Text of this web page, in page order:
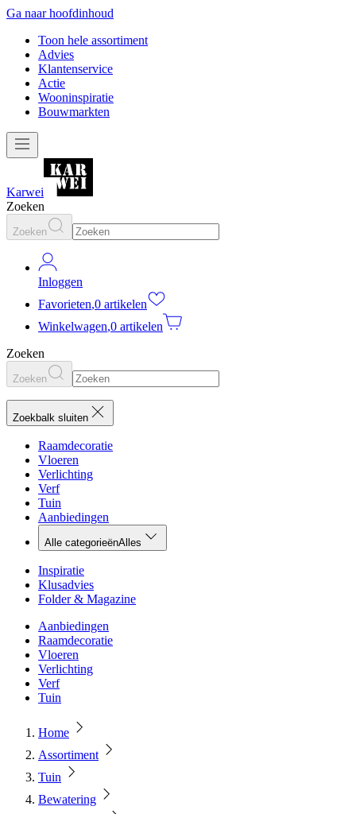
Ga naar hoofdinhoud
Toon hele assortiment
Advies
Klantenservice
Actie
Wooninspiratie
Bouwmarkten
Karwei
Zoeken
Zoeken
Inloggen
Favorieten,0 artikelen
Winkelwagen,0 artikelen
Zoeken
Zoeken
Zoekbalk sluiten
Raamdecoratie
Vloeren
Verlichting
Verf
Tuin
Aanbiedingen
Alle categorieënAlles
Inspiratie
Klusadvies
Folder & Magazine
Aanbiedingen
Raamdecoratie
Vloeren
Verlichting
Verf
Tuin
Home
Assortiment
Tuin
Bewatering